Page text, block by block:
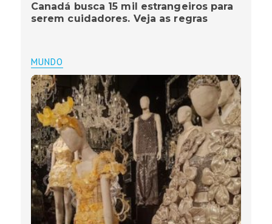
Canadá busca 15 mil estrangeiros para
serem cuidadores. Veja as regras
MUNDO